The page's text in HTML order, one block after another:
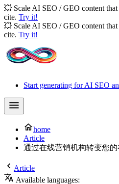
💥 Scale AI SEO / GEO content
cite. Try it!
💥 Scale AI SEO / GEO content
cite. Try it!
Start generating for AI SEO
home
Article
通过在线营销机构转变您的
Article
Available languages: